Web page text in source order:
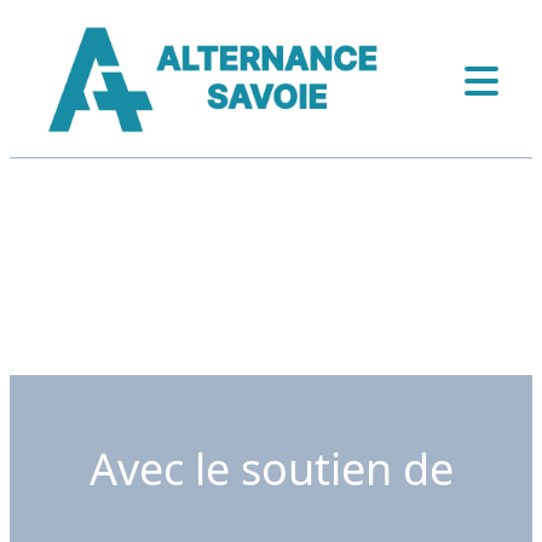
Avec le soutien de